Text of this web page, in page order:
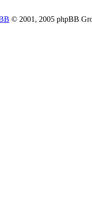
© 2001, 2005 phpBB